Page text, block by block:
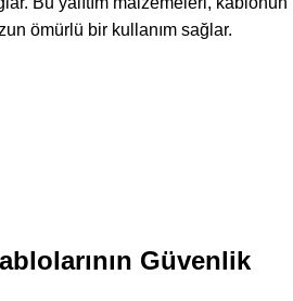
ömürlü bir kullanım sağlar.
Güvenlik